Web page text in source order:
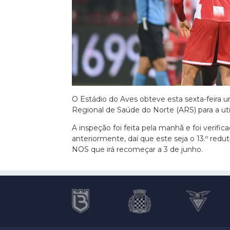
Euro 2020
O Estádio do Aves obteve esta sexta-feira
Regional de Saúde do Norte (ARS) para a
A inspeção foi feita pela manhã e foi
anteriormente, daí que este seja o 13.º
NOS que irá recomeçar a 3 de junho.